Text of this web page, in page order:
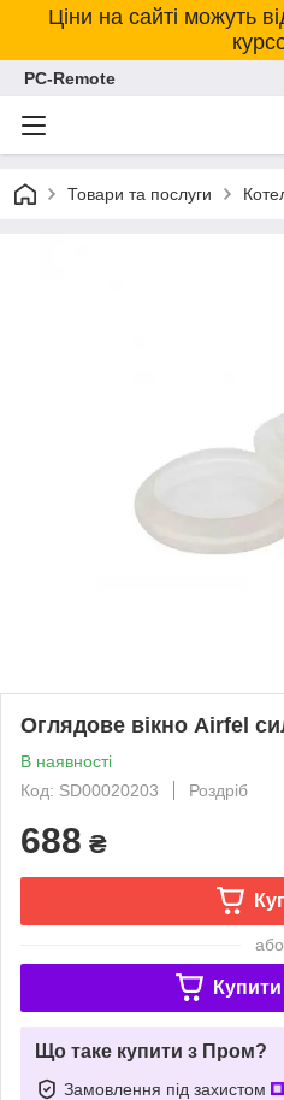
Ціни на сайті можуть
PC-Remote
Товари та послуги
Оглядове вікно Airfel
В наявності
Код: SD00020203
Роздріб
688 ₴
або
Купити
Що таке купити з Пром?
Замовлення під захистом